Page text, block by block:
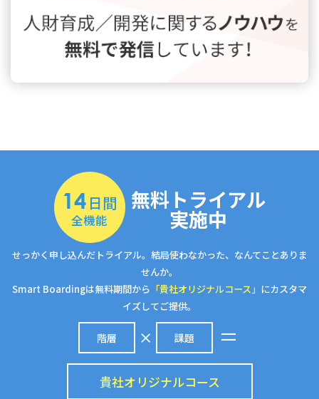
14 日間
全機能
無料トライアル
実施中
せっかく申し込んだトライアル。結局使わなかった、なんてことありま
せんか。
Smart Boardingは無料期間から 「貴社オリジナルコース」 にカスタマ
イズしてご提供。
階層 課題
貴社オリジナルコース